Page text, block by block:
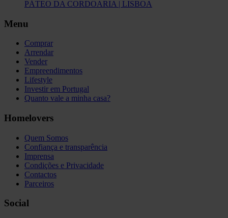
PÁTEO DA CORDOARIA | LISBOA
Menu
Comprar
Arrendar
Vender
Empreendimentos
Lifestyle
Investir em Portugal
Quanto vale a minha casa?
Homelovers
Quem Somos
Confiança e transparência
Imprensa
Condições e Privacidade
Contactos
Parceiros
Social